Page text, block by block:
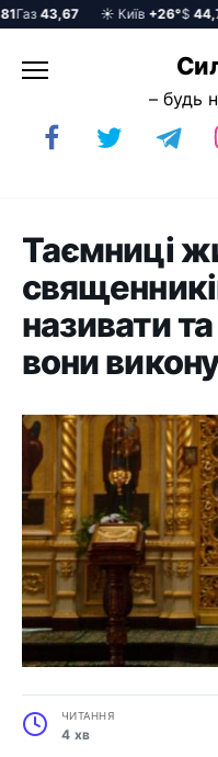
43,67 ☀️ Київ+26°$44,76
до
– будь
Таємниці
називати та
вони
ЧИТАННЯ
4 хв